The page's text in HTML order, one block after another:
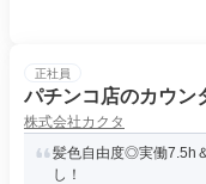
正社員
パチンコ店のカウン
株式会社カクタ
髪色自由度◎実働7.5h
し！